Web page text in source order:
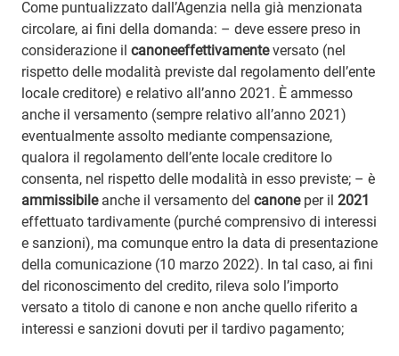
Come puntualizzato dall’Agenzia nella già menzionata
circolare, ai fini della domanda: – deve essere preso in
considerazione il canoneeffettivamenteversato (nel
rispetto delle modalità previste dal regolamento dell’ente
locale creditore) e relativo all’anno 2021. È ammesso
anche il versamento (sempre relativo all’anno 2021)
eventualmente assolto mediante compensazione,
qualora il regolamento dell’ente locale creditore lo
consenta, nel rispetto delle modalità in esso previste; – è
ammissibileanche il versamento del canoneper il 2021
effettuato tardivamente (purché comprensivo di interessi
e sanzioni), ma comunque entro la data di presentazione
della comunicazione (10 marzo 2022). In tal caso, ai fini
del riconoscimento del credito, rileva solo l’importo
versato a titolo di canone e non anche quello riferito a
interessi e sanzioni dovuti per il tardivo pagamento;